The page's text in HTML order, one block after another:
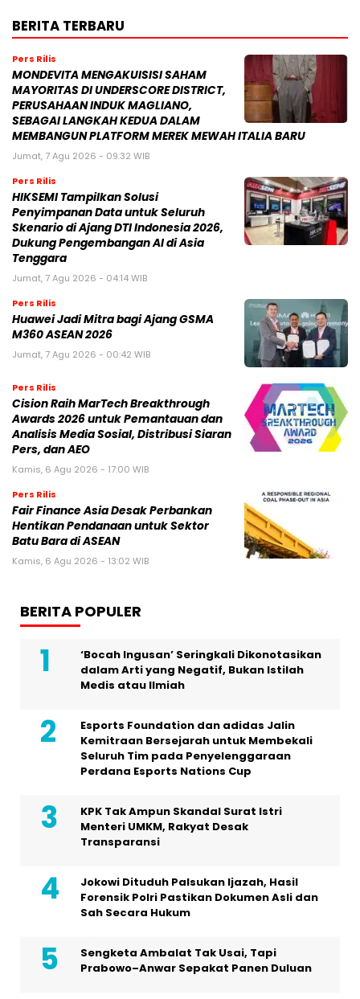
BERITA TERBARU
Pers Rilis
MONDEVITA MENGAKUISISI SAHAM
MAYORITAS DI UNDERSCORE DISTRICT,
PERUSAHAAN INDUK MAGLIANO,
SEBAGAI LANGKAH KEDUA DALAM
MEMBANGUN PLATFORM MEREK MEWAH ITALIA BARU
Jumat, 7 Agu 2026 - 09:32 WIB
Pers Rilis
HIKSEMI Tampilkan Solusi
Penyimpanan Data untuk Seluruh
Skenario di Ajang DTI Indonesia 2026,
Dukung Pengembangan AI di Asia
Tenggara
Jumat, 7 Agu 2026 - 04:14 WIB
Pers Rilis
Huawei Jadi Mitra bagi Ajang GSMA
M360 ASEAN 2026
Jumat, 7 Agu 2026 - 00:42 WIB
Pers Rilis
Cision Raih MarTech Breakthrough
Awards 2026 untuk Pemantauan dan
Analisis Media Sosial, Distribusi Siaran
Pers, dan AEO
Kamis, 6 Agu 2026 - 17:00 WIB
Pers Rilis
Fair Finance Asia Desak Perbankan
Hentikan Pendanaan untuk Sektor
Batu Bara di ASEAN
Kamis, 6 Agu 2026 - 13:02 WIB
BERITA POPULER
‘Bocah Ingusan’ Seringkali Dikonotasikan
dalam Arti yang Negatif, Bukan Istilah
Medis atau Ilmiah
Esports Foundation dan adidas Jalin
Kemitraan Bersejarah untuk Membekali
Seluruh Tim pada Penyelenggaraan
Perdana Esports Nations Cup
KPK Tak Ampun Skandal Surat Istri
Menteri UMKM, Rakyat Desak
Transparansi
Jokowi Dituduh Palsukan Ijazah, Hasil
Forensik Polri Pastikan Dokumen Asli dan
Sah Secara Hukum
Sengketa Ambalat Tak Usai, Tapi
Prabowo–Anwar Sepakat Panen Duluan